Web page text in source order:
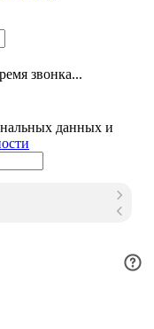
звонка...
данных и